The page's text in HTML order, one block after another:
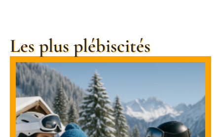
Les plus plébiscités